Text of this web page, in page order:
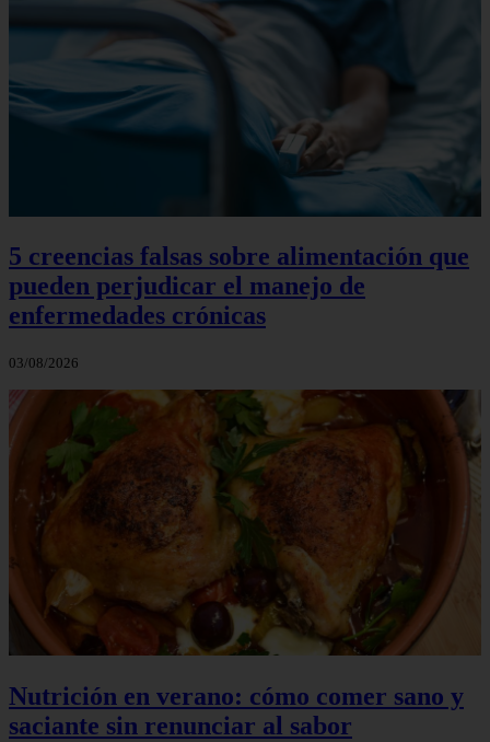
5 creencias falsas sobre alimentación que
pueden perjudicar el manejo de
enfermedades crónicas
03/08/2026
Nutrición en verano: cómo comer sano y
saciante sin renunciar al sabor